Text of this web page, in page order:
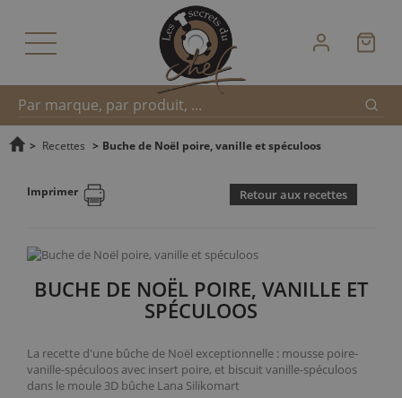
Recherche
rapide
> Recettes > Buche de Noël poire, vanille et spéculoos
Imprimer Retour aux recettes
BUCHE DE NOËL POIRE, VANILLE ET
SPÉCULOOS
La recette d'une bûche de Noël exceptionnelle : mousse poire-
vanille-spéculoos avec insert poire, et biscuit vanille-spéculoos
dans le moule 3D bûche Lana Silikomart